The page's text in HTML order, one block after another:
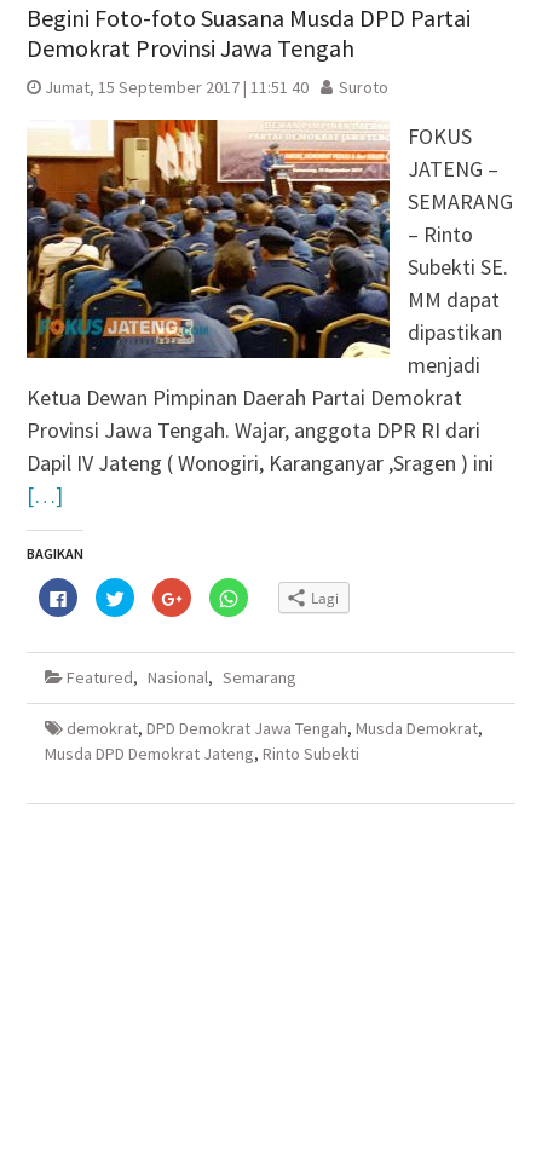
Begini Foto-foto Suasana Musda DPD Partai
Demokrat Provinsi Jawa Tengah
Jumat, 15 September 2017 | 11:51 40 Suroto
FOKUS
JATENG –
SEMARANG
– Rinto
Subekti SE.
MM dapat
dipastikan
menjadi
Ketua Dewan Pimpinan Daerah Partai Demokrat
Provinsi Jawa Tengah. Wajar, anggota DPR RI dari
Dapil IV Jateng ( Wonogiri, Karanganyar ,Sragen ) ini
[…]
BAGIKAN
Klik
untuk
membagikan
Facebook(Membuka
jendela
baru)
Klik
untuk
berbagi
Twitter(Membuka
jendela
baru)
Klik
untuk
berbagi
Google+
di
yang
baru)
Klik
untuk
WhatsApp(Membuka
jendela
baru)
Lagi
Featured, Nasional, Semarang
demokrat, DPD Demokrat Jawa Tengah, Musda Demokrat,
Musda DPD Demokrat Jateng, Rinto Subekti